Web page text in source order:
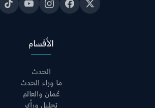
الأقسام
الحدث
ما وراء الحدث
عُمان والعالم